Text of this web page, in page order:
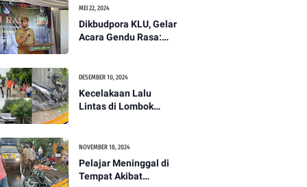
Paskibraka Tingkat
Nasional
MEI 22, 2024
Dikbudpora KLU, Gelar
Acara Gendu Rasa:
Masyarakat Dayan
Gunung
DESEMBER 10, 2024
Kecelakaan Lalu
Lintas di Lombok
PENANTB
NOVEMBER 18, 2024
Pelajar Meninggal di
Tempat Akibat